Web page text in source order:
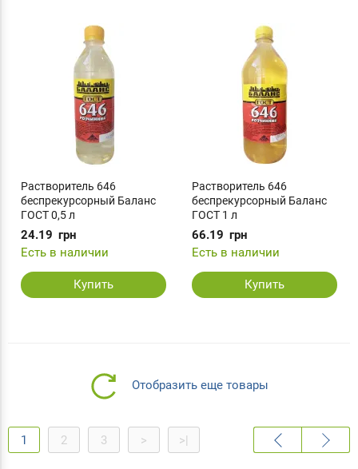
Растворитель 646
беспрекурсорный Баланс
ГОСТ 0,5 л
24.19 грн
Есть в наличии
Купить
Растворитель 646
беспрекурсорный Баланс
ГОСТ 1 л
66.19 грн
Есть в наличии
Купить
1 2 3 > >|
Отобразить еще товары